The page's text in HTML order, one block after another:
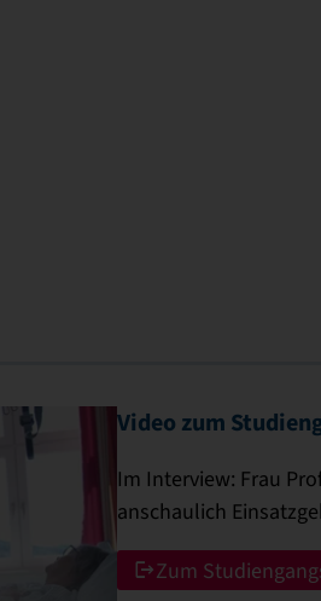
Video zum
Im Interview: Frau
anschaulich
Zum